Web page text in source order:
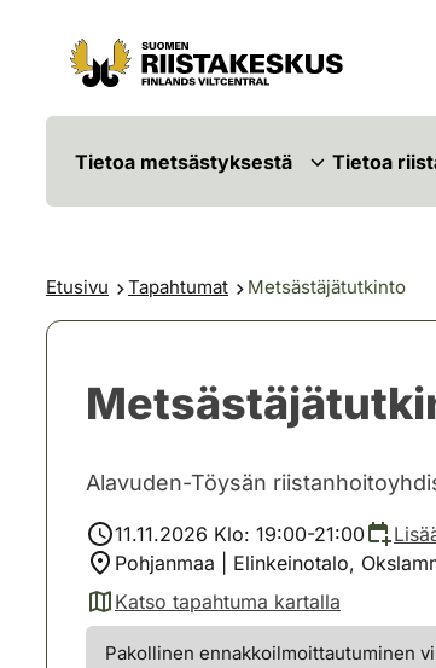
Siirry sisältöön
Siirry sivustokarttaan
Tietoa metsästyksestä Tietoa
Etusivu Tapahtumat Metsästäjätutkinto
Alavuden-Töysän
11.11.2026 Klo: 19:00-21:00
Pohjanmaa | Elinkeinotalo,
Katso tapahtuma kartalla
(avautuu uuteen välilehteen)
Pakollinen ennakkoilmoittautuminen